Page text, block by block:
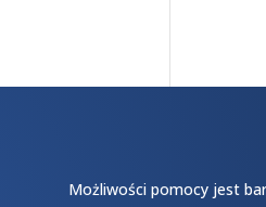
Możliwości pomocy jest